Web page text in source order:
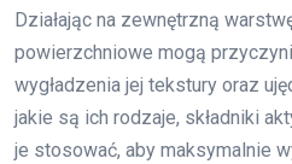
Działając na zewnętrzną
powierzchniowe mogą
wygładzenia jej tekstury oraz
jakie są ich rodzaje, składniki
je stosować, aby maksymalnie